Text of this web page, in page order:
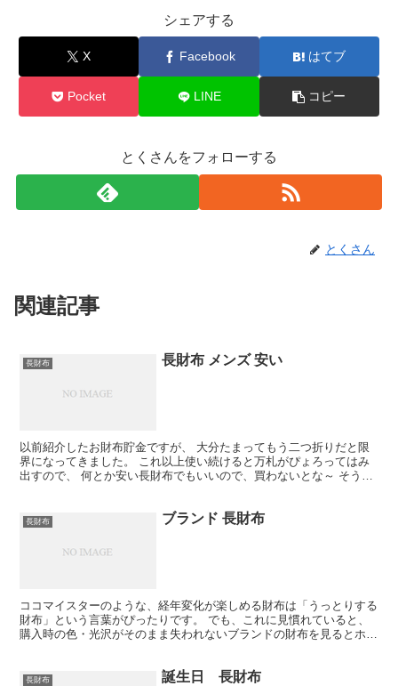
シェアする
X Facebook はてブ
Pocket LINE コピー
とくさんをフォローする
とくさん
関連記事
長財布 長財布 メンズ 安い
以前紹介したお財布貯金ですが、 大分たまってもう二つ折りだと限
界になってきました。 これ以上使い続けると万札がぴょろってはみ
出すので、 何とか安い長財布でもいいので、買わないとな～ そう思
長財布 ブランド 長財布
ココマイスターのような、経年変化が楽しめる財布は「うっとりする
財布」という言葉がぴったりです。 でも、これに見慣れていると、
購入時の色・光沢がそのまま失われないブランドの財布を見るとホッ
長財布 誕生日 長財布